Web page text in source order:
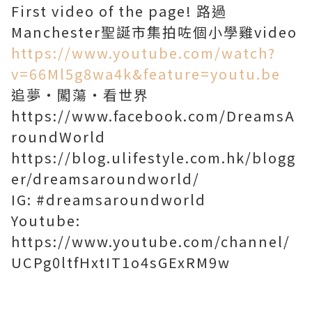
First video of the page! 路過
Manchester聖誕市集拍咗個小學雞video
https://www.youtube.com/watch?
v=66Ml5g8wa4k&feature=youtu.be
追夢‧闖蕩‧看世界
https://www.facebook.com/DreamsA
roundWorld
https://blog.ulifestyle.com.hk/blogg
er/dreamsaroundworld/
IG: #dreamsaroundworld
Youtube:
https://www.youtube.com/channel/
UCPg0ltfHxtIT1o4sGExRM9w